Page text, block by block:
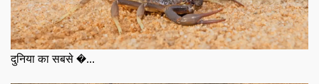
दुनिया का सबसे �...